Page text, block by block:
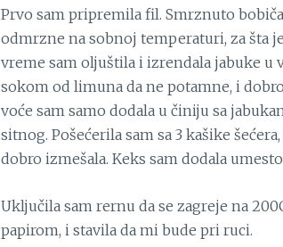
Prvo sam pripremila fil. Smrznuto
odmrzne na sobnoj temperaturi, za šta
vreme sam oljuštila i izrendala jabuke u
sokom od limuna da ne potamne, i
voće sam samo dodala u činiju sa
sitnog. Pošećerila sam sa 3 kašike
dobro izmešala. Keks sam dodala
Uključila sam rernu da se zagreje na
papirom, i stavila da mi bude pri ruci.